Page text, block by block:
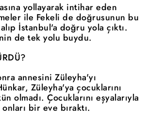
yollayarak intihar eden
ile Fekeli de doğrusunun bu
İstanbul'a doğru yola çıktı.
de tek yolu buydu.
annesini Züleyha'yı
Züleyha'ya çocuklarını
olmadı. Çocuklarını eşyalarıyla
bir eve bıraktı.